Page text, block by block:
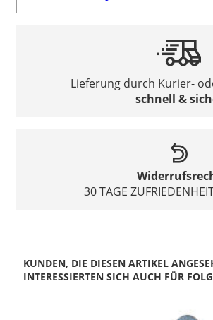
Lieferung durch Kurier-
schnell &
30 TAGE
KUNDEN, DIE DIESEN ARTIKEL
INTERESSIERTEN SICH AUCH FÜR